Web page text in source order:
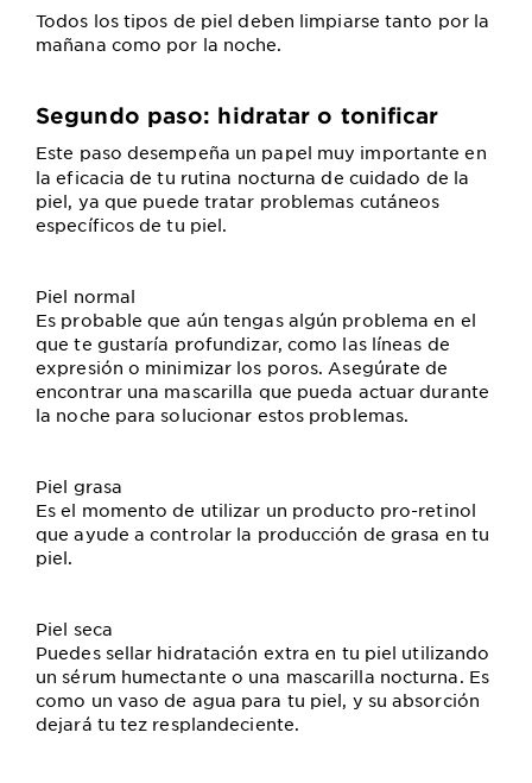
Todos los tipos de piel deben limpiarse tanto por la
mañana como por la noche.
Segundo paso: hidratar o tonificar
Este paso desempeña un papel muy importante en
la eficacia de tu rutina nocturna de cuidado de la
piel, ya que puede tratar problemas cutáneos
específicos de tu piel.
Piel normal
Es probable que aún tengas algún problema en el
que te gustaría profundizar, como las líneas de
expresión o minimizar los poros. Asegúrate de
encontrar una mascarilla que pueda actuar durante
la noche para solucionar estos problemas.
Piel grasa
Es el momento de utilizar un producto pro-retinol
que ayude a controlar la producción de grasa en tu
piel.
Piel seca
Puedes sellar hidratación extra en tu piel utilizando
un sérum humectante o una mascarilla nocturna. Es
como un vaso de agua para tu piel, y su absorción
dejará tu tez resplandeciente.